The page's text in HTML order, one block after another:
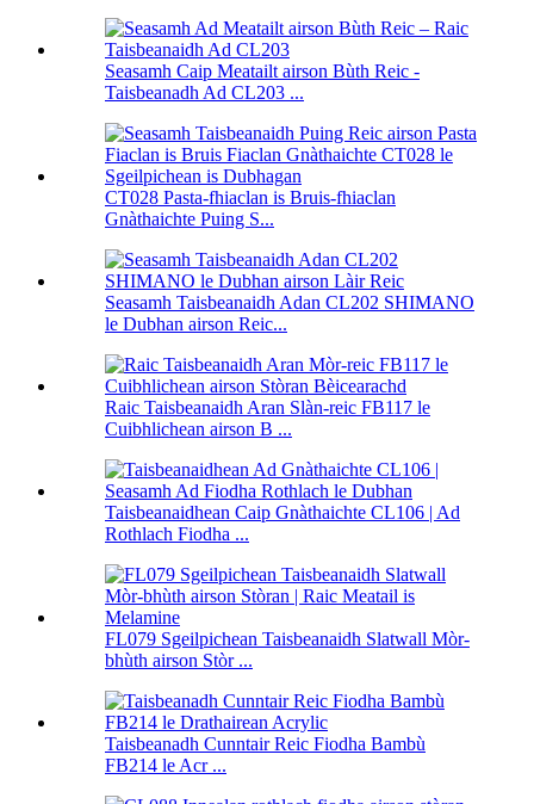
Seasamh Caip Meatailt airson Bùth Reic -
Taisbeanadh Ad CL203 ...
CT028 Pasta-fhiaclan is Bruis-fhiaclan
Gnàthaichte Puing S...
Seasamh Taisbeanaidh Adan CL202 SHIMANO
le Dubhan airson Reic...
Raic Taisbeanaidh Aran Slàn-reic FB117 le
Cuibhlichean airson B ...
Taisbeanaidhean Caip Gnàthaichte CL106 | Ad
Rothlach Fiodha ...
FL079 Sgeilpichean Taisbeanaidh Slatwall Mòr-
bhùth airson Stòr ...
Taisbeanadh Cunntair Reic Fiodha Bambù
FB214 le Acr ...